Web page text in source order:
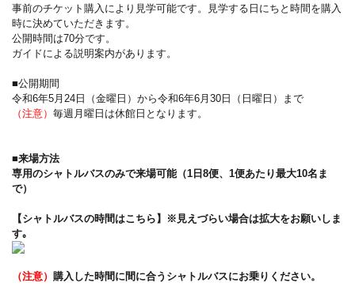
事前のチケット購入により見学可能です。見学する日にちと時間を購入
時に決めていただきます。
公開時間は70分です。
ガイドによる説明案内があります。
■公開期間
令和6年5月24日（金曜日）から令和6年6月30日（日曜日）まで
（注意） 毎週月曜日は休館日となります。
■来場方法
専用のシャトルバスのみで来場可能（1日8便、1便あたり最大10名ま
で）
【シャトルバスの時間はこちら】※見えづらい場合は拡大をお願いしま
す｡
（注意） 購入した時間に間に合うシャトルバスにお乗りください。